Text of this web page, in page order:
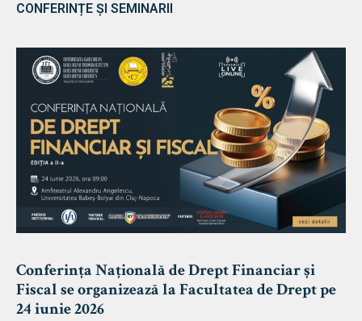
CONFERINȚE ȘI SEMINARII
Conferința Națională de Drept Financiar și
Fiscal se organizează la Facultatea de Drept pe
24 iunie 2026